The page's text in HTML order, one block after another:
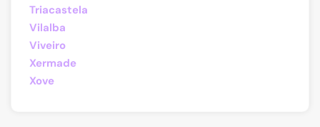
Triacastela
Vilalba
Viveiro
Xermade
Xove